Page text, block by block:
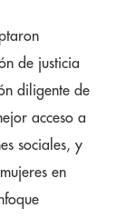
de justicia
diligente de
acceso a
sociales, y
en